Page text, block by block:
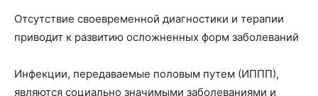
Отсутствие своевременной диагностики и терапии
приводит к развитию осложненных форм заболеваний
Инфекции, передаваемые половым путем (ИППП),
являются социально значимыми заболеваниями и